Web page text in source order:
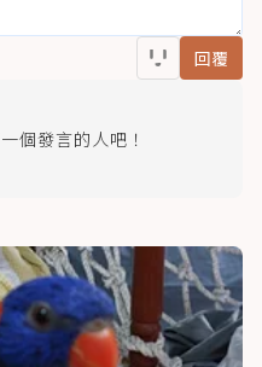
回覆
個發言的人吧！